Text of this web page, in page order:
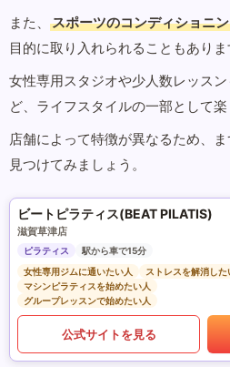
また、
スポーツのコンディショニ
目的に取り入れられることもありま
女性専用スタジオや少人数レッス
ど、ライフスタイルの一部として楽
店舗によって特徴が異なるため、
見つけてみましょう。
ビートピラティス(BEAT PILATIS)
滋賀草津店
ピラティス
駅から車で15分
女性専用ジムに通いたい人
ストレスを解消した
マシンピラティスを始めたい人
グループレッスンで始めたい人
公式サイトを見る